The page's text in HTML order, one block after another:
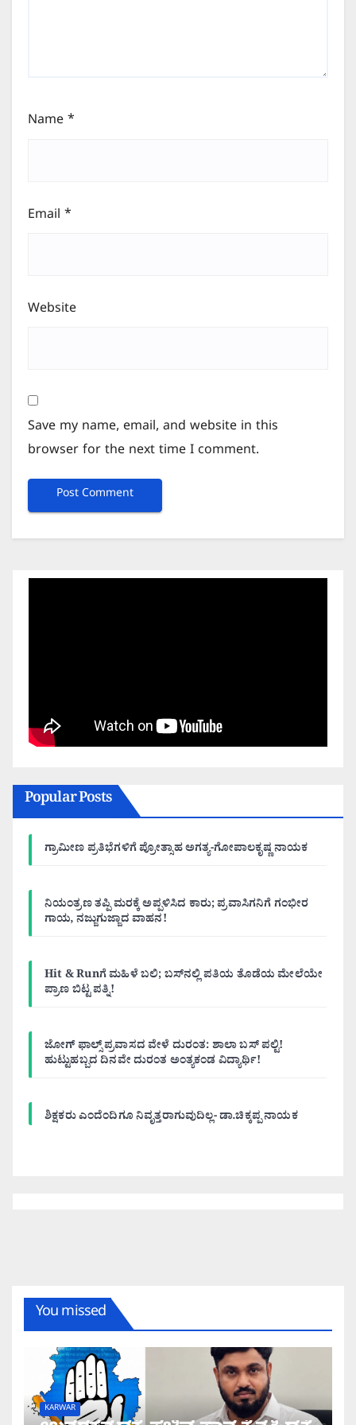
Name *
Email *
Website
Save my name, email, and website in this
browser for the next time I comment.
Popular Posts
ಗ್ರಾಮೀಣ ಪ್ರತಿಭೆಗಳಿಗೆ ಪ್ರೋತ್ಸಾಹ ಅಗತ್ಯ-ಗೋಪಾಲಕೃಷ್ಣ ನಾಯಕ
ನಿಯಂತ್ರಣ ತಪ್ಪಿ ಮರಕ್ಕೆ ಅಪ್ಪಳಿಸಿದ ಕಾರು; ಪ್ರವಾಸಿಗನಿಗೆ ಗಂಭೀರ
ಗಾಯ, ನಜ್ಜುಗುಜ್ಜಾದ ವಾಹನ!
Hit & Runಗೆ ಮಹಿಳೆ ಬಲಿ; ಬಸ್‌ನಲ್ಲಿ ಪತಿಯ ತೊಡೆಯ ಮೇಲೆಯೇ
ಪ್ರಾಣ ಬಿಟ್ಟ ಪತ್ನಿ!
ಜೋಗ್ ಫಾಲ್ಸ್ ಪ್ರವಾಸದ ವೇಳೆ ದುರಂತ: ಶಾಲಾ ಬಸ್ ಪಲ್ಟಿ!
ಹುಟ್ಟುಹಬ್ಬದ ದಿನವೇ ದುರಂತ ಅಂತ್ಯಕಂಡ ವಿದ್ಯಾರ್ಥಿ!
ಶಿಕ್ಷಕರು ಎಂದೆಂದಿಗೂ ನಿವೃತ್ತರಾಗುವುದಿಲ್ಲ- ಡಾ.ಚಿಕ್ಕಪ್ಪ ನಾಯಕ
You missed
KARWAR